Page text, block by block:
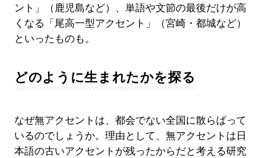
ント」（鹿児島など）、単語や文節の最後だけが高
くなる「尾高一型アクセント」（宮崎・都城など）
といったものも。
どのように生まれたかを探る
なぜ無アクセントは、都会でない全国に散らばって
いるのでしょうか。理由として、無アクセントは日
本語の古いアクセントが残ったからだと考える研究